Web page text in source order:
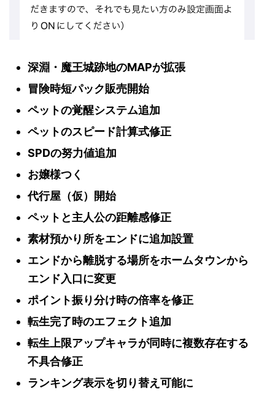
深淵・魔王城跡地のMAPが拡張
冒険時短パック販売開始
ペットの覚醒システム追加
ペットのスピード計算式修正
SPDの努力値追加
お嬢様つく
代行屋（仮）開始
ペットと主人公の距離感修正
素材預かり所をエンドに追加設置
エンドから離脱する場所をホームタウンから
エンド入口に変更
ポイント振り分け時の倍率を修正
転生完了時のエフェクト追加
転生上限アップキャラが同時に複数存在する
不具合修正
ランキング表示を切り替え可能に